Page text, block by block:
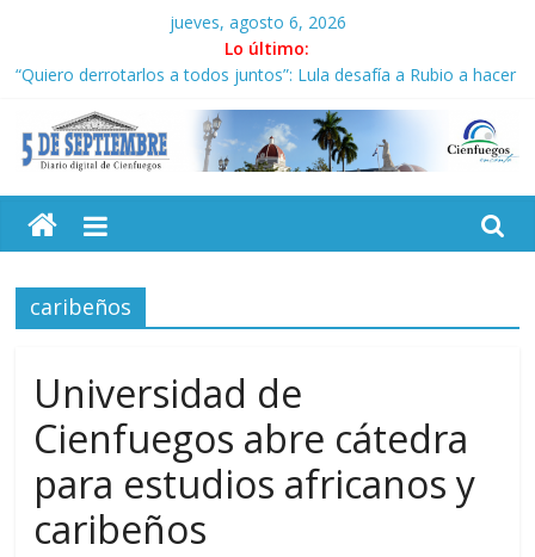
contenido
jueves, agosto 6, 2026
Lo último:
“Quiero derrotarlos a todos juntos”: Lula desafía a Rubio a hacer
Presidentes de Ecuador y Argentina se reunirán en Quito
Neo-macartismo gourmet
Cubanos residentes en Panamá condenan injerencia EEUU en
Sindicatos en Dakota del Norte rechazan hostilidad de EE.UU. vs
Cuba
5
Septiembre
Diario
Cienfuegos,
Cuba
caribeños
Universidad de
Cienfuegos abre cátedra
para estudios africanos y
caribeños